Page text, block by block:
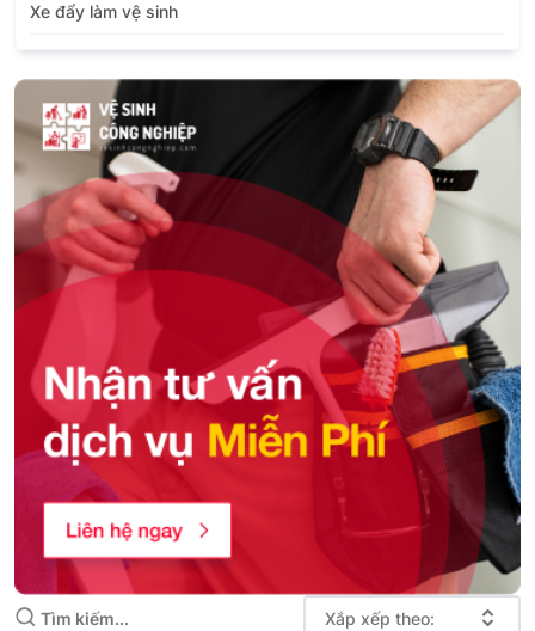
Xe đẩy làm vệ sinh
Xắp xếp theo: